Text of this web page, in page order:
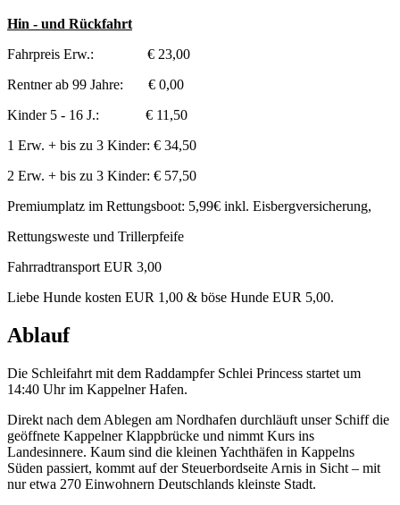
Hin - und Rückfahrt
Fahrpreis Erw.: € 23,00
Rentner ab 99 Jahre: € 0,00
Kinder 5 - 16 J.: € 11,50
1 Erw. + bis zu 3 Kinder: € 34,50
2 Erw. + bis zu 3 Kinder: € 57,50
Premiumplatz im Rettungsboot: 5,99€ inkl. Eisbergversicherung,
Rettungsweste und Trillerpfeife
Fahrradtransport EUR 3,00
Liebe Hunde kosten EUR 1,00 & böse Hunde EUR 5,00.
Ablauf
Die Schleifahrt mit dem Raddampfer Schlei Princess startet um
14:40 Uhr im Kappelner Hafen.
Direkt nach dem Ablegen am Nordhafen durchläuft unser Schiff die
geöffnete Kappelner Klappbrücke und nimmt Kurs ins
Landesinnere. Kaum sind die kleinen Yachthäfen in Kappelns
Süden passiert, kommt auf der Steuerbordseite Arnis in Sicht – mit
nur etwa 270 Einwohnern Deutschlands kleinste Stadt.